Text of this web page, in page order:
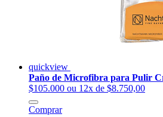
quickview
Paño de Microfibra para Pulir
$105.000 ou 12x de $8.750,00
Comprar